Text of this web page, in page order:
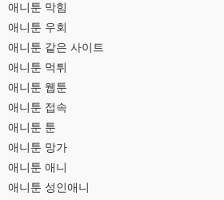
애니툰 막힘
애니툰 우회
애니툰 같은 사이트
애니툰 먹튀
애니툰 웹툰
애니툰 접속
애니툰 툰
애니툰 망가
애니툰 애니
애니툰 성인애니